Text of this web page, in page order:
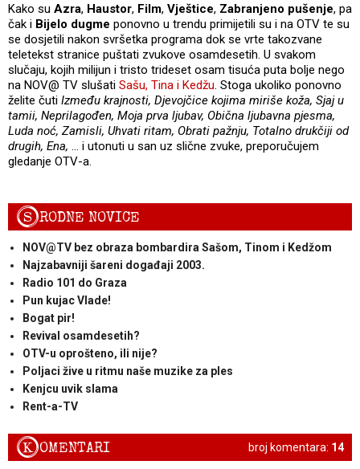
Kako su Azra, Haustor, Film, Vještice, Zabranjeno pušenje, pa
čak i Bijelo dugme ponovno u trendu primijetili su i na OTV te su
se dosjetili nakon svršetka programa dok se vrte takozvane
teletekst stranice puštati zvukove osamdesetih. U svakom
slučaju, kojih milijun i tristo trideset osam tisuća puta bolje nego
na NOV@ TV slušati Sašu, Tina i Kedžu. Stoga ukoliko ponovno
želite čuti Između krajnosti, Djevojčice kojima miriše koža, Sjaj u
tamii, Neprilagođen, Moja prva ljubav, Obična ljubavna pjesma,
Luda noć, Zamisli, Uhvati ritam, Obrati pažnju, Totalno drukčiji od
drugih, Ena, ... i utonuti u san uz slične zvuke, preporučujem
gledanje OTV-a.
SRODNE NOVICE
NOV@TV bez obraza bombardira Sašom, Tinom i Kedžom
Najzabavniji šareni događaji 2003.
Radio 101 do Graza
Pun kujac Vlade!
Bogat pir!
Revival osamdesetih?
OTV-u oprošteno, ili nije?
Poljaci žive u ritmu naše muzike za ples
Kenjcu uvik slama
Rent-a-TV
broj komentara: 14
KOMENTARI